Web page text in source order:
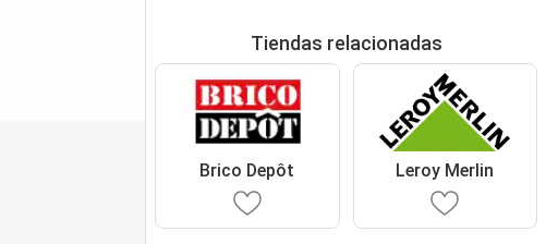
Tiendas relacionadas
Brico Depôt Leroy Merlin